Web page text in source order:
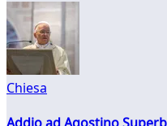
Chiesa